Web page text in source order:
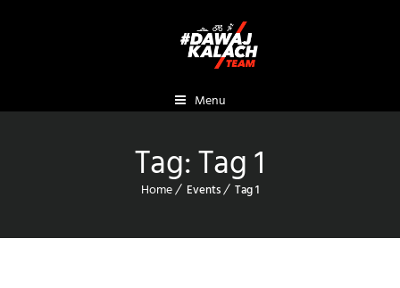
Menu
Tag:Tag 1
Home Events Tag 1